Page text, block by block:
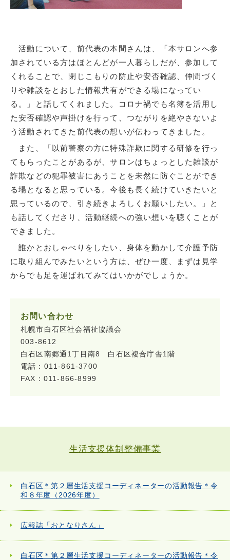
活動について、前代表の本間さんは、「本サロンへ参
加されている方はほとんどが一人暮らしだが、参加して
くれることで、閉じこもりの防止や安否確認、仲間づく
りや雑談をとおした情報共有ができる場になってい
る。」と話してくれました。コロナ禍でも名簿を活用し
た安否確認や声掛けを行って、つながりを絶やさないよ
う活動されてきた前代表の想いが伝わってきました。
また、「以前警察の方に特殊詐欺に関する研修を行っ
てもらったことがあるが、サロンはちょっとした雑談が
詐欺などの犯罪被害にあうことを未然に防ぐことができ
る場となると思っている。今後も長く続けていきたいと
思っているので、引き続きよろしくお願いしたい。」と
も話してくださり、活動継続への強い想いを聴くことが
できました。
誰かとおしゃべりをしたい、身体を動かして介護予防
に取り組んでみたいという方は、ぜひ一度、まずは見学
からでも足を運ばれてみてはいかがでしょうか。
お問い合わせ
札幌市白石区社会福祉協議会
003-8612
白石区南郷通1丁目南8 白石区複合庁舎1階
電話：011-861-3700
FAX：011-866-8999
生活支援体制整備事業
白石区＊第２層生活支援コーディネーターの活動報告＊令
和８年度（2026年度）
広報誌「おとなりさん」
白石区＊第２層生活支援コーディネーターの活動報告＊令